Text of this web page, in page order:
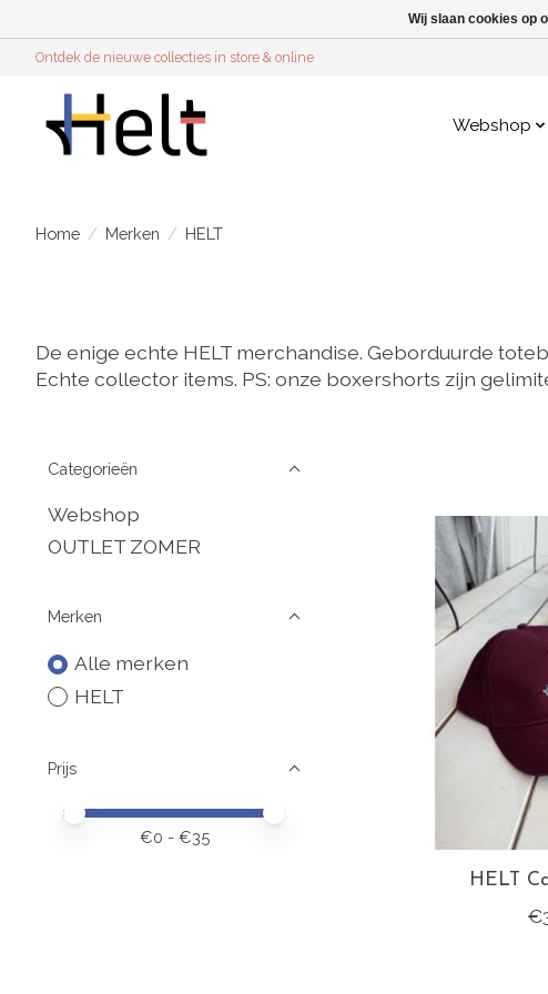
Ontdek de nieuwe collecties in store & online
Webshop
Home / Merken / HELT
De enige echte HELT merchandise. Geborduurde
Echte collector items. PS: onze boxershorts zijn
Categorieën
Webshop
OUTLET ZOMER
Merken
Alle merken
HELT
Prijs
Minimale prijswaarde
Price maximum value
€0 - €35
HELT
Wij slaan cookies op